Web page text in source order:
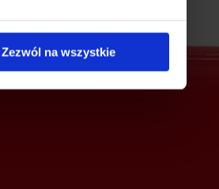
Zezwól na wszystkie